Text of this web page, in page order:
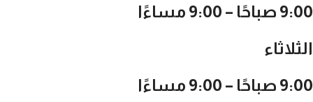
9:00 صباحًا – 9:00 مساءًا
الثلاثاء
9:00 صباحًا – 9:00 مساءًا